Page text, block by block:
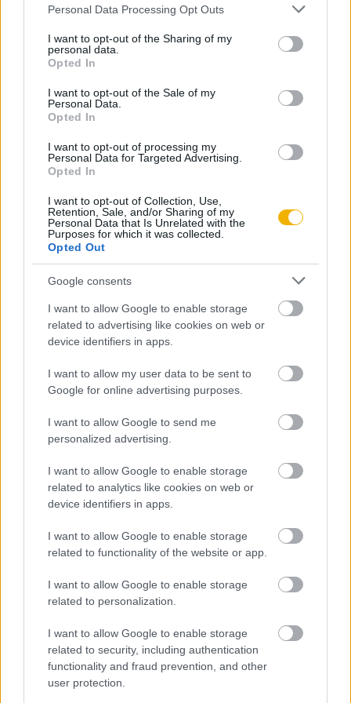
Please note that this website/app uses one or more Google
not limited to your visit or usage behaviour. You may click to
grant or deny consent to Google and its third-party tags to
use your data for below specified purposes in below Google
consent section.
Personal Data Processing Opt Outs
I want to opt-out of the Sharing of my
personal data.
Opted In
I want to opt-out of the Sale of my
Personal Data.
Opted In
I want to opt-out of processing my
Personal Data for Targeted Advertising.
Opted In
I want to opt-out of Collection, Use,
Retention, Sale, and/or Sharing of my
Personal Data that Is Unrelated with the
Purposes for which it was collected.
Opted Out
Google consents
I want to allow Google to enable storage
related to advertising like cookies on web or
device identifiers in apps.
I want to allow my user data to be sent to
Google for online advertising purposes.
I want to allow Google to send me
personalized advertising.
I want to allow Google to enable storage
related to analytics like cookies on web or
device identifiers in apps.
I want to allow Google to enable storage
related to functionality of the website or app.
I want to allow Google to enable storage
related to personalization.
I want to allow Google to enable storage
related to security, including authentication
functionality and fraud prevention, and other
user protection.
KIPRÓBÁLOM 200 FT-ÉRT
Online-on, kattintson ide: BELÉPÉS.
Ha még nem
rendelkezik felhasználói fiókkal, kattintson ide:
REGISZTRÁCIÓ.
Szerző
Pölöskei Ferenc
Ismerje meg
A szerző cikkei
Tananyag
Magyar történelem
A kiegyezéshez vezető út és a dualizmus kora
A dualizmus válságjelei
Lapszám